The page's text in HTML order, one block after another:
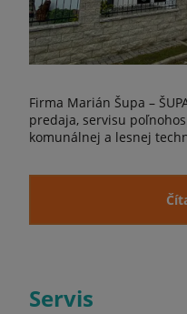
Firma Marián Šupa –
predaja, servisu
komunálnej a lesnej
Servis